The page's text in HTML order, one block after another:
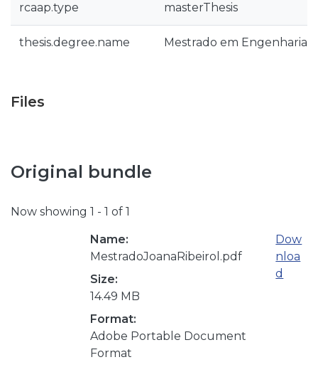
rcaap.type masterThesis
thesis.degree.name Mestrado em Engenharia
Files
Original bundle
Now showing 1 - 1 of 1
Name:
MestradoJoanaRibeirol.pdf
Size:
14.49 MB
Format:
Adobe Portable Document
Format
Dow
nloa
d